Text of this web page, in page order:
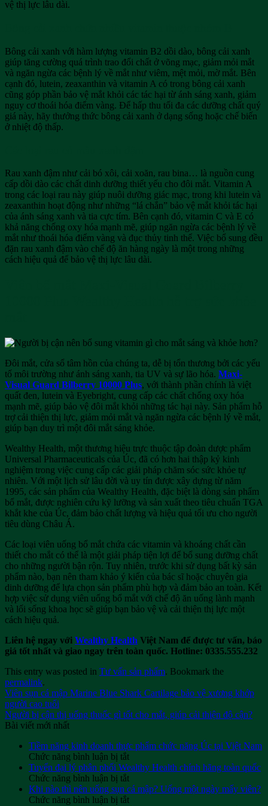
vệ thị lực lâu dài.
Bông cải xanh với hàm lượng vitamin B2 dồi dào, bông cải xanh
giúp tăng cường quá trình trao đổi chất ở võng mạc, giảm mỏi mắt
và ngăn ngừa các bệnh lý về mắt như viêm, mệt mỏi, mờ mắt. Bên
cạnh đó, lutein, zeaxanthin và vitamin A có trong bông cải xanh
cũng góp phần bảo vệ mắt khỏi các tác hại từ ánh sáng xanh, giảm
nguy cơ thoái hóa điểm vàng. Để hấp thu tối đa các dưỡng chất quý
giá này, hãy thưởng thức bông cải xanh ở dạng sống hoặc chế biến
ở nhiệt độ thấp.
Rau xanh đậm như cải bó xôi, cải xoăn, rau bina… là nguồn cung
cấp dồi dào các chất dinh dưỡng thiết yếu cho đôi mắt. Vitamin A
trong các loại rau này giúp nuôi dưỡng giác mạc, trong khi lutein và
zeaxanthin hoạt động như những “lá chắn” bảo vệ mắt khỏi tác hại
của ánh sáng xanh và tia cực tím. Bên cạnh đó, vitamin C và E có
khả năng chống oxy hóa mạnh mẽ, giúp ngăn ngừa các bệnh lý về
mắt như thoái hóa điểm vàng và đục thủy tinh thể. Việc bổ sung đều
đặn rau xanh đậm vào chế độ ăn hàng ngày là một trong những
cách hiệu quả để bảo vệ thị lực lâu dài.
Đôi mắt, cửa sổ tâm hồn của chúng ta, dễ bị tổn thương bởi các yếu
tố môi trường như ánh sáng xanh, tia UV và sự lão hóa. Maxi-
Visual Guard Bilberry 10000 Plus, với thành phần chính là việt
quất đen, lutein và Eyebright, cung cấp các chất chống oxy hóa
mạnh mẽ, giúp bảo vệ đôi mắt khỏi những tác hại này. Sản phẩm hỗ
trợ cải thiện thị lực, giảm mỏi mắt và ngăn ngừa các bệnh lý về mắt,
giúp bạn duy trì một đôi mắt sáng khỏe.
Wealthy Health, một thương hiệu trực thuộc tập đoàn dược phẩm
Universal Pharmaceuticals của Úc, đã có hơn hai thập kỷ kinh
nghiệm trong việc cung cấp các giải pháp chăm sóc sức khỏe tự
nhiên. Với một lịch sử lâu đời và uy tín được xây dựng từ năm
1995, các sản phẩm của Wealthy Health, đặc biệt là dòng sản phẩm
bổ mắt, được nghiên cứu kỹ lưỡng và sản xuất theo tiêu chuẩn TGA
khắt khe của Úc, đảm bảo chất lượng và hiệu quả tối ưu cho người
tiêu dùng Châu Á.
Các loại viên uống bổ mắt chứa các vitamin và khoáng chất cần
thiết cho mắt có thể là một giải pháp tiện lợi để bổ sung dưỡng chất
cho những người bận rộn. Tuy nhiên, trước khi sử dụng bất kỳ sản
phẩm nào, bạn nên tham khảo ý kiến của bác sĩ hoặc chuyên gia
dinh dưỡng để lựa chọn sản phẩm phù hợp và đảm bảo an toàn. Kết
hợp việc sử dụng viên uống bổ mắt với chế độ ăn uống lành mạnh
và lối sống khoa học sẽ giúp bạn bảo vệ và cải thiện thị lực một
cách hiệu quả.
Liên hệ ngay với Wealthy Health Việt Nam để được tư vấn, báo
giá tốt nhất và giao ngay trên toàn quốc. Hotline: 0335.555.232
This entry was posted in Tư vấn sản phẩm. Bookmark the
permalink.
Viên sụn cá mập Marine Blue Shark Cartilage bảo vệ xương khớp
người cao tuổi
Người bị cận thị uống thuốc gì tốt cho mắt, giúp cải thiện độ cận?
Bài viết mới nhất
Tiềm năng kinh doanh thực phẩm chức năng Úc tại Việt Nam
Chức năng bình luận bị tắtở
Tiềm
năng
kinh
doanh
Tuyển đại lý phân phối Wealthy Health chính hãng toàn quốc
Chức năng bình luận bị tắtở
Tuyển
đại
Khi nào thì nên uống sụn cá mập? Uống một ngày mấy viên?
Chức năng bình luận bị tắtở